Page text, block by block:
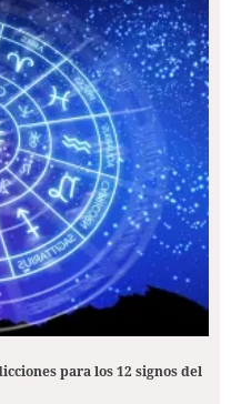
para los 12 signos del